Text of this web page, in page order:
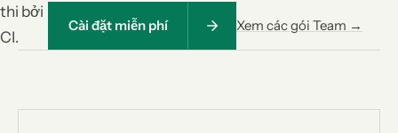
thi bởi
CI.
Cài đặt miễn phí Xem các gói Team →